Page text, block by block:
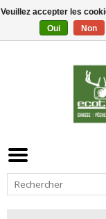
Veuillez accepter les
Oui
Non